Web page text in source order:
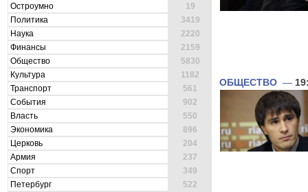
Остроумно
19
Политика
3419
Наука
2220
Финансы
2159
Общество
5830
Культура
1182
Транспорт
561
События
902
Власть
550
Экономика
896
Церковь
204
Армия
237
Спорт
349
Петербург
522
ОБЩЕСТВО —